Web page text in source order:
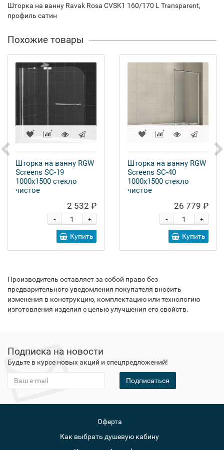
Шторка на ванну Ravak Rosa CVSK1 160/170 L Transparent,
профиль сатин
Похожие товары
Шторка на ванну RGW
Screens SC-19
1000x1500 стекло
чистое
2 532 ₽
+
-
Купить
Шторка на ванну RGW
Screens SC-40
1000x1500 стекло
чистое
26 779 ₽
+
-
Купить
Производитель оставляет за собой право без
предварительного уведомления покупателя вносить
изменения в конструкцию, комплектацию или технологию
изготовления изделия с целью улучшения его свойств.
Подписка на новости
Будьте в курсе новых акций и спецпредложений!
Подписаться
Оферта
Как выбрать душевую кабину